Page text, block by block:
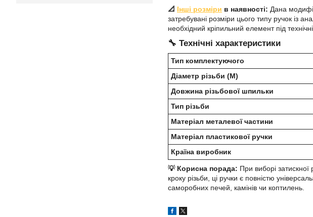
📐 Інші розміри в наявності: Дана
затребувані розміри цього типу ручок із
необхідний кріпильний елемент під
🔧 Технічні характеристики
Тип комплектуючого
Діаметр різьби (М)
Довжина різьбової шпильки
Тип різьби
Матеріал металевої частини
Матеріал пластикової ручки
Країна виробник
💡 Корисна порада: При виборі
кроку різьби, ці ручки є повністю
саморобних печей, камінів чи коптилень.